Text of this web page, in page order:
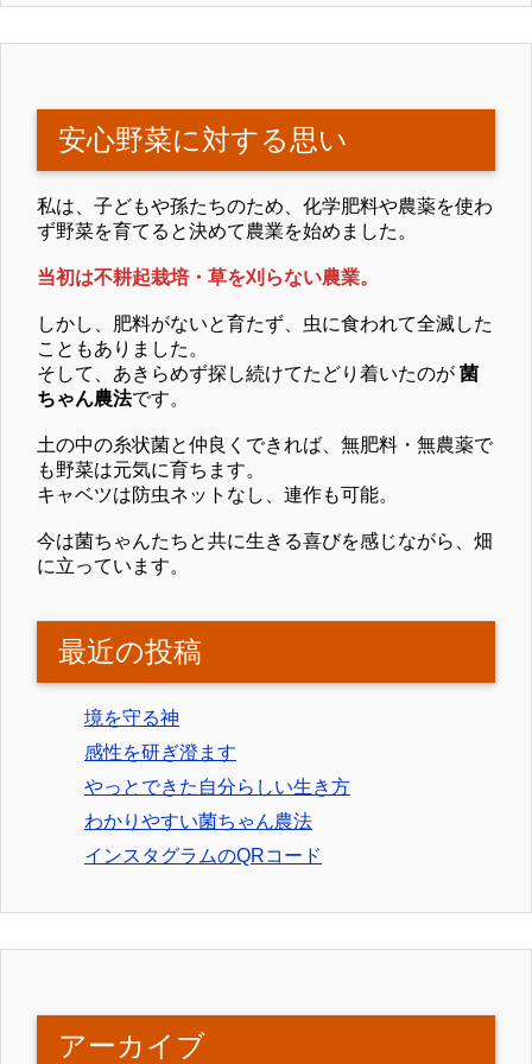
安心野菜に対する思い
私は、子どもや孫たちのため、化学肥料や農薬を使わ
ず野菜を育てると決めて農業を始めました。
当初は不耕起栽培・草を刈らない農業。
しかし、肥料がないと育たず、虫に食われて全滅した
こともありました。
そして、あきらめず探し続けてたどり着いたのが 菌
ちゃん農法です。
土の中の糸状菌と仲良くできれば、無肥料・無農薬で
も野菜は元気に育ちます。
キャベツは防虫ネットなし、連作も可能。
今は菌ちゃんたちと共に生きる喜びを感じながら、畑
に立っています。
最近の投稿
境を守る神
感性を研ぎ澄ます
やっとできた自分らしい生き方
わかりやすい菌ちゃん農法
インスタグラムのQRコード
アーカイブ